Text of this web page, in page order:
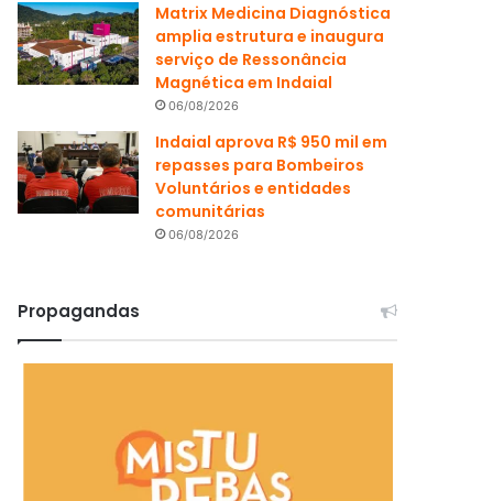
Matrix Medicina Diagnóstica
amplia estrutura e inaugura
serviço de Ressonância
Magnética em Indaial
06/08/2026
Indaial aprova R$ 950 mil em
repasses para Bombeiros
Voluntários e entidades
comunitárias
06/08/2026
Propagandas